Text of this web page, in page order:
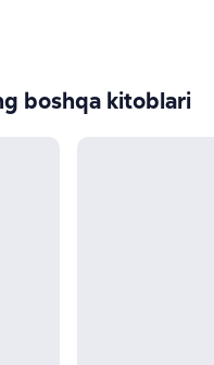
boshqa kitoblari